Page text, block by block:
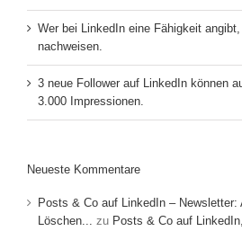
Wer bei LinkedIn eine Fähigkeit
nachweisen.
3 neue Follower auf LinkedIn können
3.000 Impressionen.
Neueste Kommentare
Posts & Co auf LinkedIn – Newsletter:
Löschen... zu Posts & Co auf